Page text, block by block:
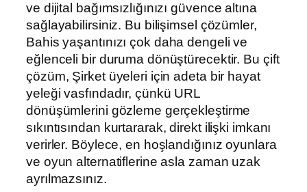
ve dijital bağımsızlığınızı güvence altına
sağlayabilirsiniz. Bu bilişimsel çözümler,
Bahis yaşantınızı çok daha dengeli ve
eğlenceli bir duruma dönüştürecektir. Bu çift
çözüm, Şirket üyeleri için adeta bir hayat
yeleği vasfındadır, çünkü URL
dönüşümlerini gözleme gerçekleştirme
sıkıntısından kurtararak, direkt ilişki imkanı
verirler. Böylece, en hoşlandığınız oyunlara
ve oyun alternatiflerine asla zaman uzak
ayrılmazsınız.